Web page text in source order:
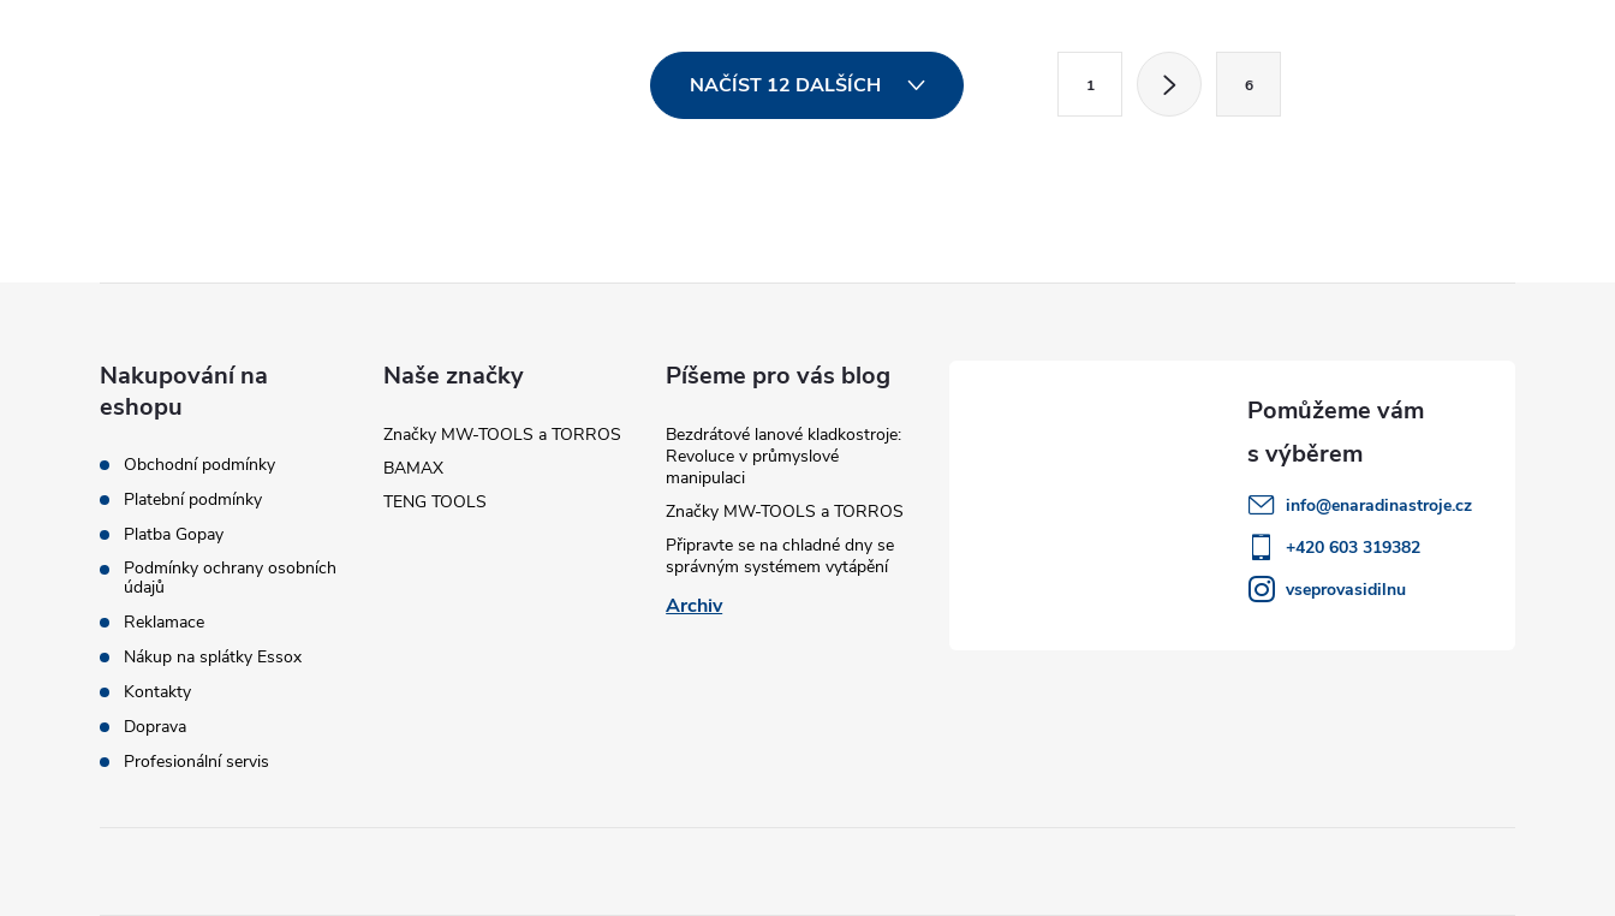
c
í
p
r
v
y
v
ý
NAČÍST 12 DALŠÍCH 1 6
Nakupování na
eshopu
Obchodní podmínky
Platební podmínky
Platba Gopay
Podmínky ochrany osobních
údajů
Reklamace
Nákup na splátky Essox
Kontakty
Doprava
Profesionální servis
Naše značky
Značky MW-TOOLS a TORROS
BAMAX
TENG TOOLS
Píšeme pro vás blog
Bezdrátové lanové kladkostroje:
Revoluce v průmyslové
manipulaci
Značky MW-TOOLS a TORROS
Připravte se na chladné dny se
správným systémem vytápění
Archiv
info@enaradinastroje.cz
+420 603 319382
vseprovasidilnu